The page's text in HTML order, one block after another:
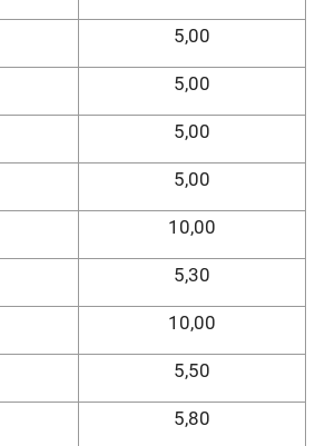
5,00
5,00
5,00
5,00
10,00
5,30
10,00
5,50
5,80